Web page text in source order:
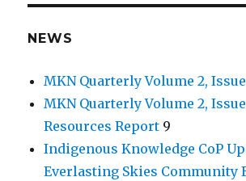
NEWS
MKN Quarterly Volume 2,
MKN Quarterly Volume 2, Issue
Resources Report 9
Indigenous Knowledge CoP
Everlasting Skies Community